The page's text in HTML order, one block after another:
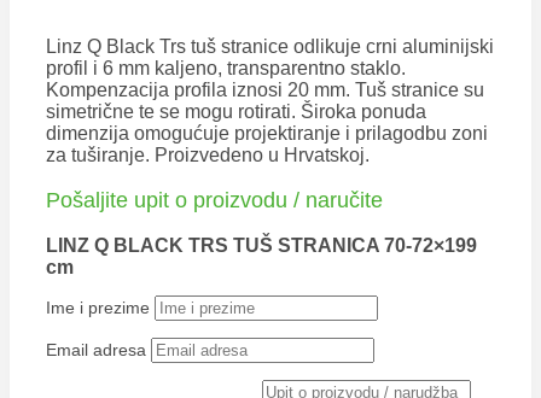
Linz Q Black Trs tuš stranice odlikuje crni aluminijski
profil i 6 mm kaljeno, transparentno staklo.
Kompenzacija profila iznosi 20 mm. Tuš stranice su
simetrične te se mogu rotirati. Široka ponuda
dimenzija omogućuje projektiranje i prilagodbu zoni
za tuširanje. Proizvedeno u Hrvatskoj.
Pošaljite upit o proizvodu / naručite
LINZ Q BLACK TRS TUŠ STRANICA 70-72×199
cm
Ime i prezime
Email adresa